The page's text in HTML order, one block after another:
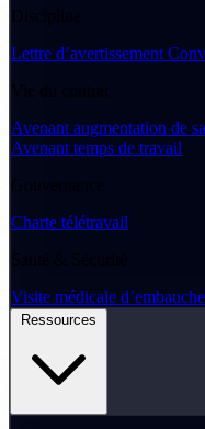
Discipline
Lettre d’avertissement
Vie du contrat
Avenant augmentation de
Avenant temps de travail
Gouvernance
Charte télétravail
Santé & Sécurité
Visite médicale d’embauche